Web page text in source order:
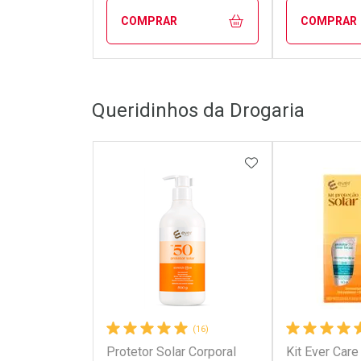
COMPRAR
Laboratório
Ativar Desconto
Por Menos
COMPRAR
Ativar
Por
Queridinhos da Drogaria
(16)
Protetor Solar Corporal
ADICIONAR AOS
Kit Ever